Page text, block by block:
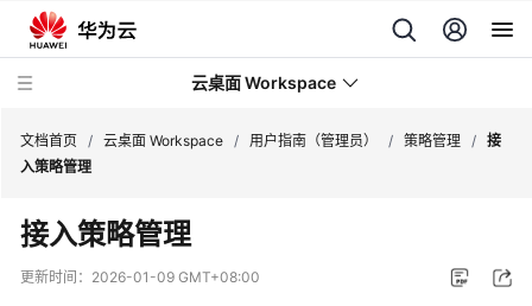
云桌面 Workspace
最
新
动
文档首页 / 云桌面 Workspace / 用户指南（管理员） / 策略管理 / 接
入策略管理
接入策略管理
更新时间： 2026-01-09 GMT+08:00